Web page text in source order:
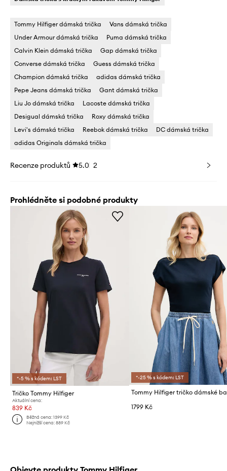
Tommy Hilfiger dámská trička
Vans dámská trička
Under Armour dámská trička
Puma dámská trička
Calvin Klein dámská trička
Gap dámská trička
Converse dámská trička
Guess dámská trička
Champion dámská trička
adidas dámská trička
Pepe Jeans dámská trička
Gant dámská trička
Liu Jo dámská trička
Lacoste dámská trička
Desigual dámská trička
Roxy dámská trička
Levi's dámská trička
Reebok dámská trička
DC dámská trička
adidas Originals dámská trička
Recenze produktů 5.0 2
Prohlédněte si podobné produkty
*-5 % s kódem: LST
Tričko Tommy Hilfiger
Aktuální cena:
839 Kč
Běžná cena:1399 Kč
Nejnižší cena:889 Kč
*-25 % s kódem: LST
1799 Kč